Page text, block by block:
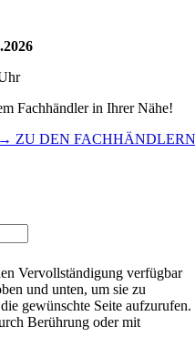
Fachhändler in Ihrer Nähe!
→ ZU DEN FACHHÄNDLERN
Vervollständigung verfügbar
und unten, um sie zu
gewünschte Seite aufzurufen.
Berührung oder mit